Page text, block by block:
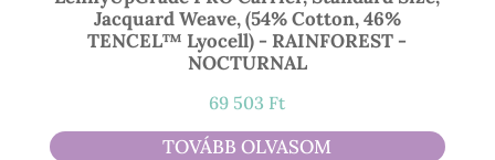
Jacquard Weave, (54% Cotton, 46%
TENCEL™ Lyocell) - RAINFOREST -
NOCTURNAL
69 503 Ft
TOVÁBB OLVASOM